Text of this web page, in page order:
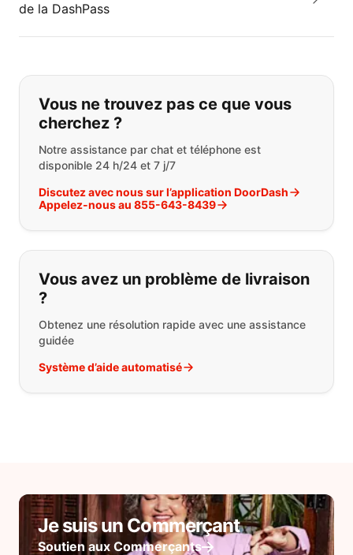
de la DashPass
Si vous ne trouvez pas ce que vous
Vous ne trouvez pas ce que vous
cherchez ?
Notre assistance par chat et téléphone est
disponible 24 h/24 et 7 j/7
Discutez avec nous sur l’application DoorDash
Appelez-nous au 855-643-8439
Vous avez un problème de livraison
?
Obtenez une résolution rapide avec une assistance
guidée
Système d’aide automatisé
Je suis un Commerçant
Soutien aux Commerçants